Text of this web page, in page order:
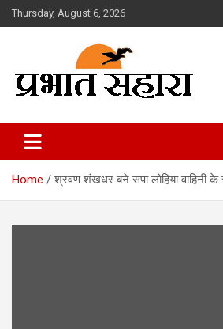
Skip
to
Thursday, August 6, 2026
Prabhat Sahara
Home श्रवण शंखधर बने सपा लोहिया वाहिनी के